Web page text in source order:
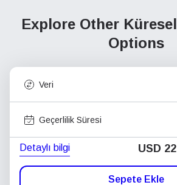
Explore Other Küresel
Options
Veri
Geçerlilik Süresi
Detaylı bilgi USD 22
Sepete Ekle